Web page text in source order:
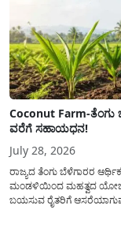
Coconut Farm-ತೆಂಗು
ವರೆಗೆ ಸಹಾಯಧನ!
July 28, 2026
ರಾಜ್ಯದ ತೆಂಗು ಬೆಳೆಗಾರರ ಆರ್ಥಿಕ
ಮಂಡಳಿಯಿಂದ ಮಹತ್ವದ
ಬಯಸುವ ರೈತರಿಗೆ ಆಸರೆಯಾಗುವ